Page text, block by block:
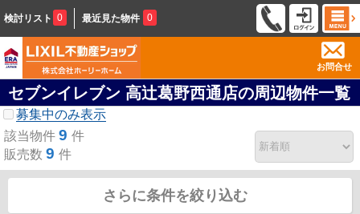
検討リスト 0 最近見た物件 0
お問合せ
セブンイレブン 高辻葛野西通店の周辺物件一覧
募集中のみ表示
該当物件 9 件
販売数 9 件
さらに条件を絞り込む